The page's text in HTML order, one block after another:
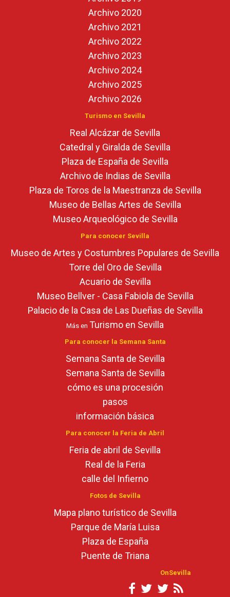
Archivo 2020
Archivo 2021
Archivo 2022
Archivo 2023
Archivo 2024
Archivo 2025
Archivo 2026
Turismo en Sevilla
Real Alcázar de Sevilla
Catedral y Giralda de Sevilla
Plaza de España de Sevilla
Archivo de Indias de Sevilla
Plaza de Toros de la Maestranza de Sevilla
Museo de Bellas Artes de Sevilla
Museo Arqueológico de Sevilla
Para conocer Sevilla
Museo de Artes y Costumbres Populares de Sevilla
Torre del Oro de Sevilla
Acuario de Sevilla
Museo Bellver - Casa Fabiola de Sevilla
Palacio de la Casa de Las Dueñas de Sevilla
Más en Turismo en Sevilla
Para conocer la Semana Santa
Semana Santa de Sevilla
Semana Santa de Sevilla
cómo es una procesión
pasos
información básica
Para conocer la Feria de Abril
Feria de abril de Sevilla
Real de la Feria
calle del Infierno
Fotos de Sevilla
Mapa plano turístico de Sevilla
Parque de María Luisa
Plaza de España
Puente de Triana
OnSevilla